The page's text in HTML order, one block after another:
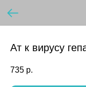
Ат к вирусу
735 р.